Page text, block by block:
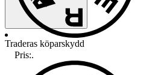
Traderas köparskydd
Pris:.